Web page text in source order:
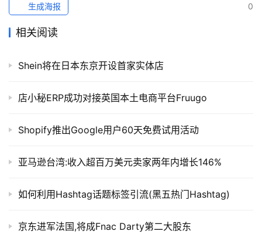
0
生成海报
相关阅读
Shein将在日本东京开设首家实体店
店小秘ERP成功对接英国本土电商平台Fruugo
Shopify推出Google用户60天免费试用活动
亚马逊台湾:收入超百万美元卖家两年内增长146%
如何利用Hashtag话题标签引流(黑五热门Hashtag)
京东进军法国,将成Fnac Darty第二大股东